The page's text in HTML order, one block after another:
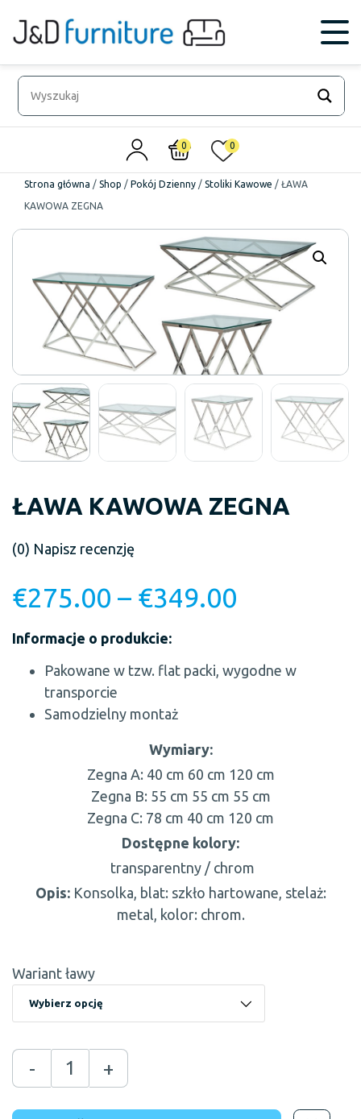
0 0
Strona główna / Shop / Pokój Dzienny / Stoliki Kawowe / ŁAWA
KAWOWA ZEGNA
ŁAWA KAWOWA ZEGNA
(0) Napisz recenzję
€275.00 – €349.00
Informacje o produkcie:
Pakowane w tzw. flat packi, wygodne w
transporcie
Samodzielny montaż
Wymiary:
Zegna A: 40 cm 60 cm 120 cm
Zegna B: 55 cm 55 cm 55 cm
Zegna C: 78 cm 40 cm 120 cm
Dostępne kolory:
transparentny / chrom
Opis: Konsolka, blat: szkło hartowane, stelaż:
metal, kolor: chrom.
Wariant ławy
- +